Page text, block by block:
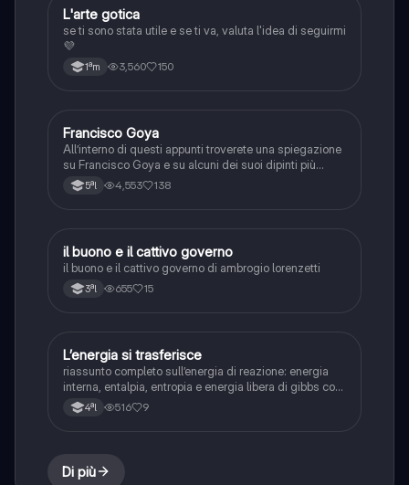
Arte
L'arte gotica
se ti sono stata utile e se ti va, valuta l'idea di seguirmi
💜
1ªm 3,560 150
Arte
Francisco Goya
All’interno di questi appunti troverete una spiegazione
su Francisco Goya e su alcuni dei suoi dipinti più
importanti. In questa interrogazione ho preso 9-.
5ªl 4,553 138
Arte
il buono e il cattivo governo
il buono e il cattivo governo di ambrogio lorenzetti
3ªl 655 15
Scienze
L’energia si trasferisce
riassunto completo sull’energia di reazione: energia
interna, entalpia, entropia e energia libera di gibbs con
formule
4ªl 516 9
Di più